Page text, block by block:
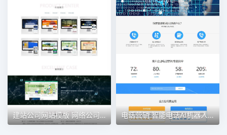
建站公司网站模版 网络公司 IT行业 电话营销 智能电话AI机器人语音软件网站模板